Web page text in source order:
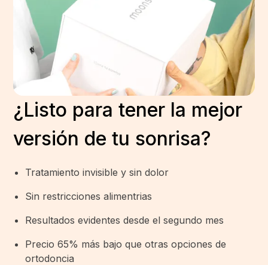
¿Listo para tener la mejor
versión de tu sonrisa?
Tratamiento invisible y sin dolor
Sin restricciones alimentrias
Resultados evidentes desde el segundo mes
Precio 65% más bajo que otras opciones de
ortodoncia